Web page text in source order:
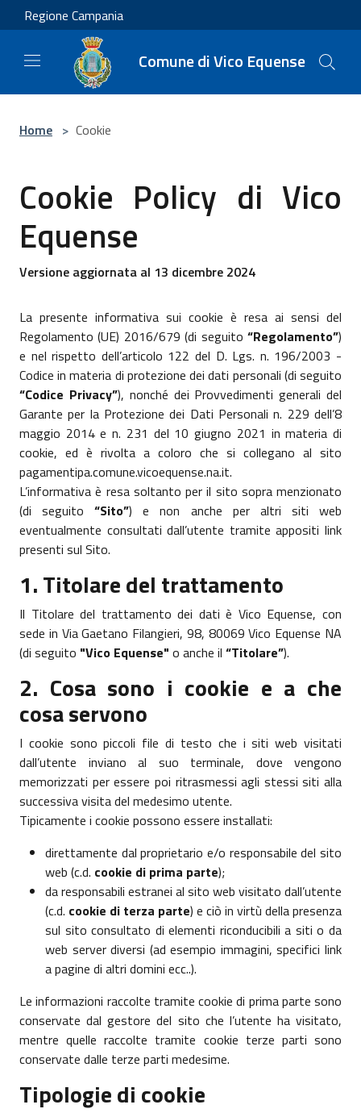
Salta al contenuto principale
Regione Campania
Comune di Vico Equense
Home > Cookie
Cookie Policy di Vico
Equense
Versione aggiornata al 13 dicembre 2024
La presente informativa sui cookie è resa ai sensi del
Regolamento (UE) 2016/679 (di seguito “Regolamento”)
e nel rispetto dell’articolo 122 del D. Lgs. n. 196/2003 -
Codice in materia di protezione dei dati personali (di seguito
“Codice Privacy”), nonché dei Provvedimenti generali del
Garante per la Protezione dei Dati Personali n. 229 dell’8
maggio 2014 e n. 231 del 10 giugno 2021 in materia di
cookie, ed è rivolta a coloro che si collegano al sito
pagamentipa.comune.vicoequense.na.it.
L’informativa è resa soltanto per il sito sopra menzionato
(di seguito“Sito”) e non anche per altri siti web
eventualmente consultati dall’utente tramite appositi link
presenti sul Sito.
1. Titolare del trattamento
Il Titolare del trattamento dei dati è Vico Equense, con
sede in Via Gaetano Filangieri, 98, 80069 Vico Equense NA
(di seguito "Vico Equense" o anche il “Titolare”).
2. Cosa sono i cookie e a che
cosa servono
I cookie sono piccoli file di testo che i siti web visitati
dall’utente inviano al suo terminale, dove vengono
memorizzati per essere poi ritrasmessi agli stessi siti alla
successiva visita del medesimo utente.
Tipicamente i cookie possono essere installati:
direttamente dal proprietario e/o responsabile del sito
web (c.d. cookie di prima parte);
da responsabili estranei al sito web visitato dall’utente
(c.d. cookie di terza parte) e ciò in virtù della presenza
sul sito consultato di elementi riconducibili a siti o da
web server diversi (ad esempio immagini, specifici link
a pagine di altri domini ecc..).
Le informazioni raccolte tramite cookie di prima parte sono
conservate dal gestore del sito che l’utente ha visitato,
mentre quelle raccolte tramite cookie terze parti sono
conservate dalle terze parti medesime.
Tipologie di cookie